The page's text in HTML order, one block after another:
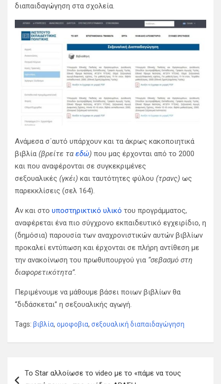
διαπαιδαγώγηση στα σχολεία.
Ανάμεσα σ΄αυτό υπάρχουν και τα άκρως κακοποιητικά
βιβλία (βρείτε τα εδώ) που μας έρχονται από το 2000
και που αναφέρονται σε συγκεκριμένες
σεξουαλικές (γκέι) και ταυτότητες φύλου (τρανς) ως
παρεκκλίσεις (σελ 164).
Αν και στο υποστηρικτικό υλικό του προγράμματος,
αναφέρεται ένα πιο σύγχρονο εκπαιδευτικό εγχειρίδιο, η
(δημόσια) παρουσία των αναχρονιστικών αυτών βιβλίων
προκαλεί εντύπωση και έρχονται σε πλήρη αντίθεση με
την ανακοίνωση του πρωθυπουργού για “σεβασμό στη
διαφορετικότητα”.
Περιμένουμε να μάθουμε βάσει ποιων βιβλίων θα
“διδάσκεται” η σεξουαλικής αγωγή.
Tags: βιβλία, ομοφοβια, σεξουαλική διαπαιδαγώγηση
Το Star αλλοίωσε το video με το «πάμε να τους